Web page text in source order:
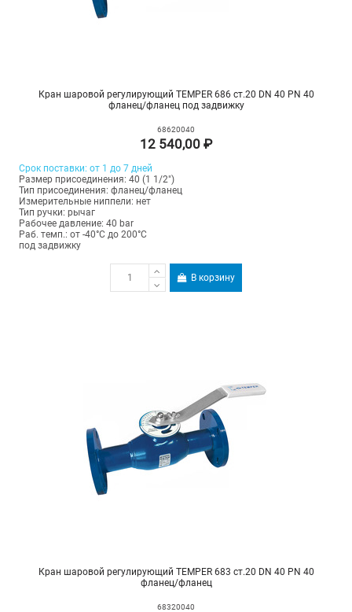
Кран шаровой регулирующий TEMPER 686 ст.20 DN 40 PN 40
фланец/фланец под задвижку
68620040
12 540,00 ₽
Срок поставки: от 1 до 7 дней
Размер присоединения: 40 (1 1/2")
Тип присоединения: фланец/фланец
Измерительные ниппели: нет
Тип ручки: рычаг
Рабочее давление: 40 bar
Раб. темп.: от -40°C до 200°C
под задвижку
В корзину
Кран шаровой регулирующий TEMPER 683 ст.20 DN 40 PN 40
фланец/фланец
68320040